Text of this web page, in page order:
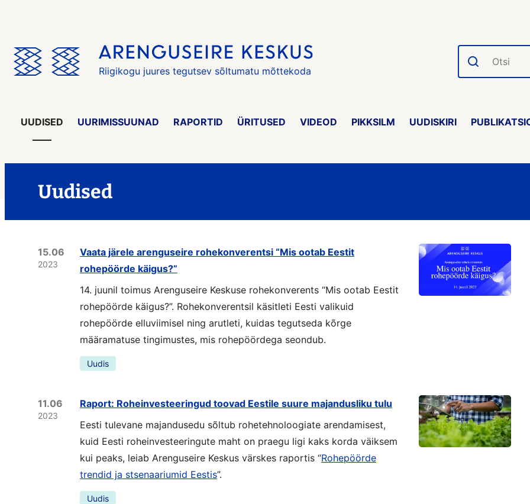
Riigikogu juures tegutsev sõltumatu mõttekoda
Otsi
UUDISED UURIMISSUUNAD RAPORTID ÜRITUSED VIDEOD PIKKSILM UUDISKIRI
Uudised
15.06
2023
Vaata järele arenguseire rohekonverentsi “Mis ootab Eestit
rohepöörde käigus?”
14. juunil toimus Arenguseire Keskuse rohekonverents “Mis ootab Eestit
rohepöörde käigus?”. Rohekonverentsil käsitleti Eesti valikuid
rohepöörde elluviimisel ning arutleti, kuidas tegutseda kõrge
määramatuse tingimustes, mis rohepöördega seondub.
Uudis
11.06
2023
Raport: Roheinvesteeringud toovad Eestile suure majandusliku tulu
Eesti tulevane majandusedu sõltub rohetehnoloogiate arendamisest,
kuid Eesti roheinvesteeringute maht on praegu ligi kaks korda väiksem
kui peaks, leiab Arenguseire Keskus värskes raportis “Rohepöörde
trendid ja stsenaariumid Eestis”.
Uudis